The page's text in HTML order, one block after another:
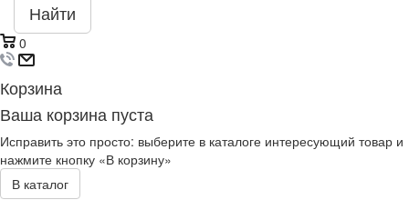
Найти
0
Корзина
Ваша корзина пуста
Исправить это просто: выберите в каталоге интересующий товар и
нажмите кнопку «В корзину»
В каталог